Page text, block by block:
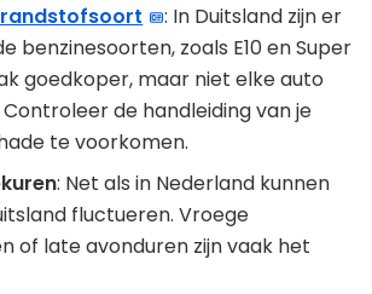
: In Duitsland zijn er
benzinesoorten, zoals E10 en Super
goedkoper, maar niet elke auto
de handleiding van je
te voorkomen.
: Net als in Nederland kunnen
fluctueren. Vroege
of late avonduren zijn vaak het